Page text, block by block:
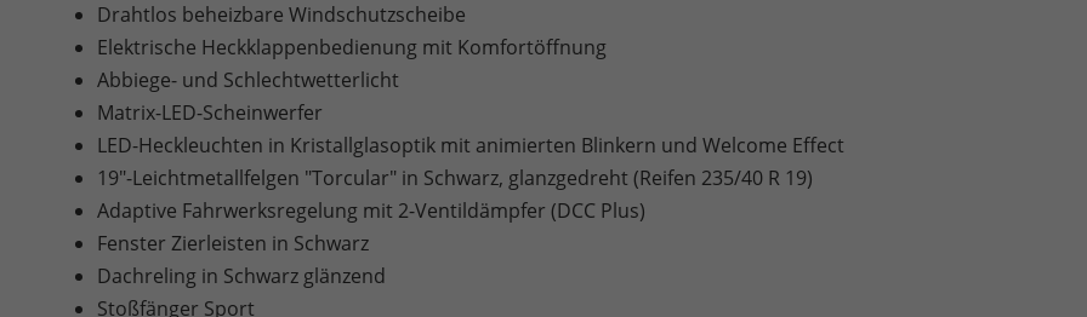
Drahtlos beheizbare Windschutzscheibe
Elektrische Heckklappenbedienung mit Komfortöffnung
Abbiege- und Schlechtwetterlicht
Matrix-LED-Scheinwerfer
LED-Heckleuchten in Kristallglasoptik mit animierten Blinkern und Welcome Effect
19"-Leichtmetallfelgen "Torcular" in Schwarz, glanzgedreht (Reifen 235/40 R 19)
Adaptive Fahrwerksregelung mit 2-Ventildämpfer (DCC Plus)
Fenster Zierleisten in Schwarz
Dachreling in Schwarz glänzend
Stoßfänger Sport